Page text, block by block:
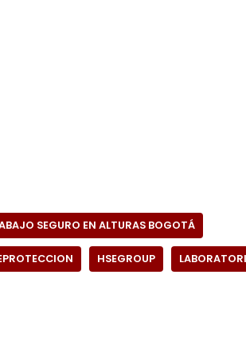
SEGURO EN ALTURAS BOGOTÁ
HSEGROUP